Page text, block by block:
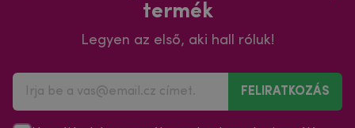
termék
Legyen az első, aki hall róluk!
FELIRATKOZÁS